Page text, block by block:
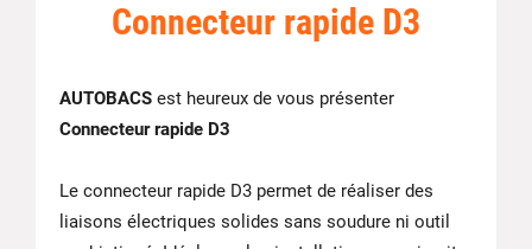
Connecteur rapide D3
AUTOBACS est heureux de vous présenter
Connecteur rapide D3
Le connecteur rapide D3 permet de réaliser des
liaisons électriques solides sans soudure ni outil